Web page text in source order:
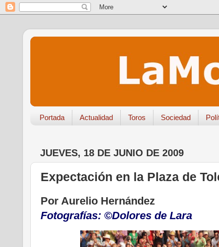
Portada Actualidad Toros Sociedad
JUEVES, 18 DE JUNIO DE 2009
Expectación en la Plaza de
Por Aurelio Hernández
Fotografías: ©Dolores de Lara